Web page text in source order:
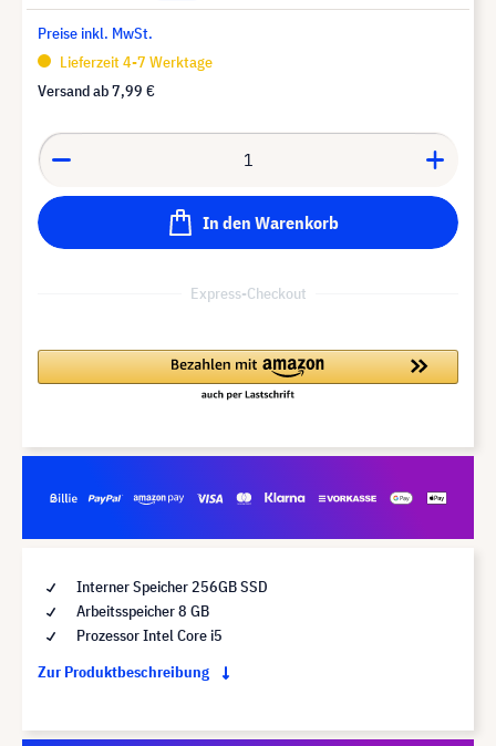
Preise inkl. MwSt.
Lieferzeit 4-7 Werktage
Versand ab7,99 €
In den Warenkorb
Express-Checkout
Interner Speicher 256GB SSD
Arbeitsspeicher 8 GB
Prozessor Intel Core i5
Zur Produktbeschreibung